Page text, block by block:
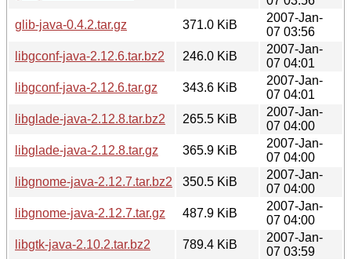
glib-java-0.4.2.tar.gz
371.0 KiB
2007-Jan-
07 03:56
libgconf-java-2.12.6.tar.bz2
246.0 KiB
2007-Jan-
07 04:01
libgconf-java-2.12.6.tar.gz
343.6 KiB
2007-Jan-
07 04:01
libglade-java-2.12.8.tar.bz2
265.5 KiB
2007-Jan-
07 04:00
libglade-java-2.12.8.tar.gz
365.9 KiB
2007-Jan-
07 04:00
libgnome-java-2.12.7.tar.bz2
350.5 KiB
2007-Jan-
07 04:00
libgnome-java-2.12.7.tar.gz
487.9 KiB
2007-Jan-
07 04:00
libgtk-java-2.10.2.tar.bz2
789.4 KiB
2007-Jan-
07 03:59